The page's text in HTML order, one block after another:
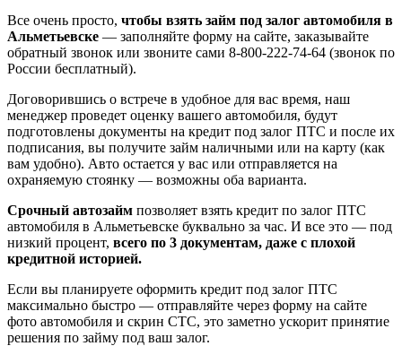
Все очень просто, чтобы взять займ под залог автомобиля в
Альметьевске — заполняйте форму на сайте, заказывайте
обратный звонок или звоните сами 8-800-222-74-64 (звонок по
России бесплатный).
Договорившись о встрече в удобное для вас время, наш
менеджер проведет оценку вашего автомобиля, будут
подготовлены документы на кредит под залог ПТС и после их
подписания, вы получите займ наличными или на карту (как
вам удобно). Авто остается у вас или отправляется на
охраняемую стоянку — возможны оба варианта.
Срочный автозайм позволяет взять кредит по залог ПТС
автомобиля в Альметьевске буквально за час. И все это — под
низкий процент, всего по 3 документам, даже с плохой
кредитной историей.
Если вы планируете оформить кредит под залог ПТС
максимально быстро — отправляйте через форму на сайте
фото автомобиля и скрин СТС, это заметно ускорит принятие
решения по займу под ваш залог.